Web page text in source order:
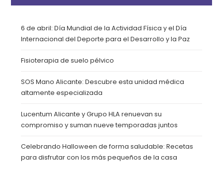
6 de abril: Día Mundial de la Actividad Física y el Día
Internacional del Deporte para el Desarrollo y la Paz
Fisioterapia de suelo pélvico
SOS Mano Alicante: Descubre esta unidad médica
altamente especializada
Lucentum Alicante y Grupo HLA renuevan su
compromiso y suman nueve temporadas juntos
Celebrando Halloween de forma saludable: Recetas
para disfrutar con los más pequeños de la casa